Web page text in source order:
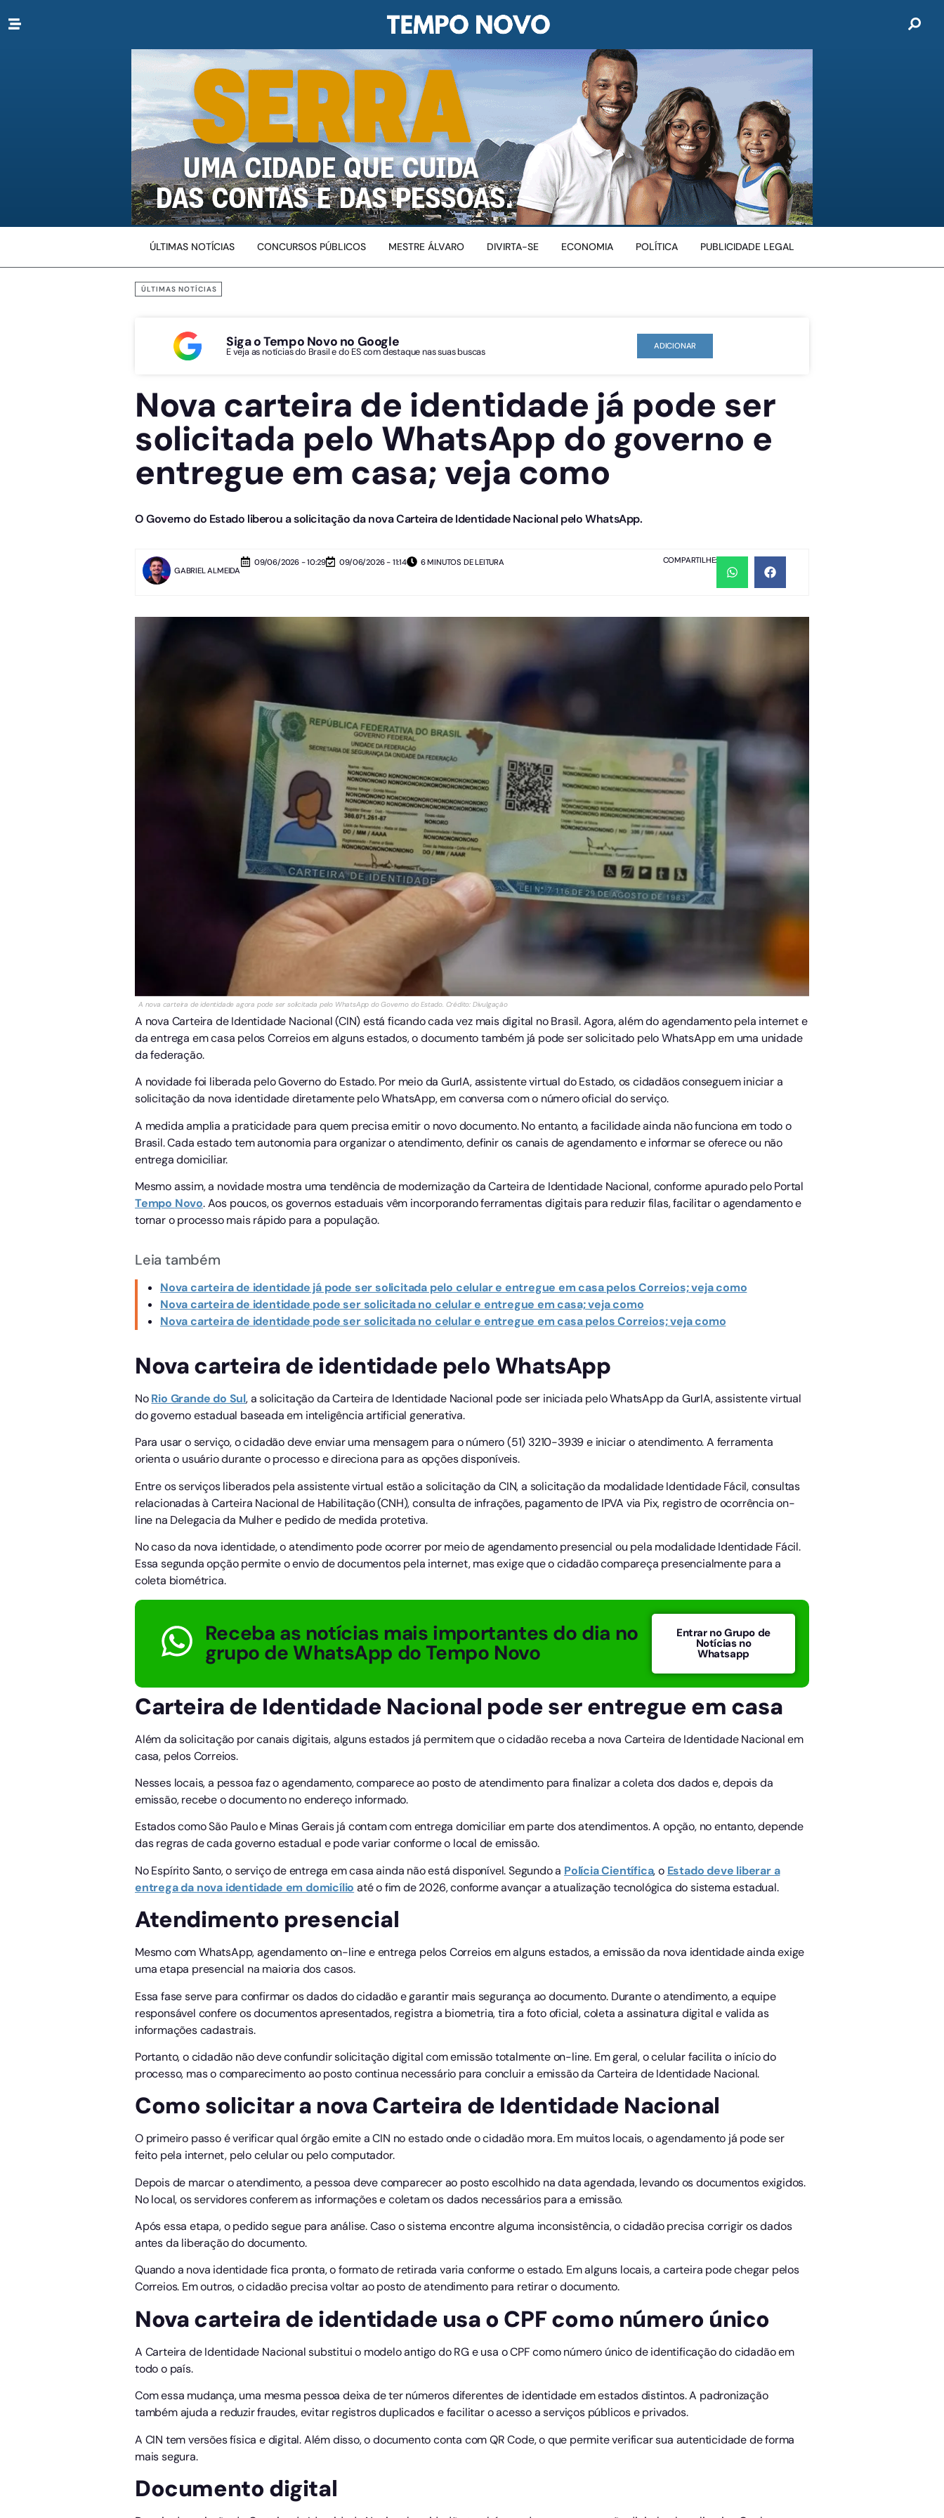
ÚLTIMAS NOTÍCIAS CONCURSOS PÚBLICOS MESTRE ÁLVARO DIVIRTA-SE ECONOMIA POLÍTICA PUBLICIDADE LEGAL
ÚLTIMAS NOTÍCIAS
Siga o Tempo Novo no Google
E veja as notícias do Brasil e do ES com destaque nas suas buscas ADICIONAR
Nova carteira de identidade já pode ser
solicitada pelo WhatsApp do governo e
entregue em casa; veja como
O Governo do Estado liberou a solicitação da nova Carteira de Identidade Nacional pelo WhatsApp.
GABRIEL ALMEIDA
09/06/2026 - 10:29 09/06/2026 - 11:14 6 MINUTOS DE LEITURA COMPARTILHE:
A nova carteira de identidade agora pode ser solicitada pelo WhatsApp do Governo do Estado. Crédito: Divulgação
A nova Carteira de Identidade Nacional (CIN) está ficando cada vez mais digital no Brasil. Agora, além do agendamento pela internet e
da entrega em casa pelos Correios em alguns estados, o documento também já pode ser solicitado pelo WhatsApp em uma unidade
da federação.
A novidade foi liberada pelo Governo do Estado. Por meio da GurIA, assistente virtual do Estado, os cidadãos conseguem iniciar a
solicitação da nova identidade diretamente pelo WhatsApp, em conversa com o número oficial do serviço.
A medida amplia a praticidade para quem precisa emitir o novo documento. No entanto, a facilidade ainda não funciona em todo o
Brasil. Cada estado tem autonomia para organizar o atendimento, definir os canais de agendamento e informar se oferece ou não
entrega domiciliar.
Mesmo assim, a novidade mostra uma tendência de modernização da Carteira de Identidade Nacional, conforme apurado pelo Portal
Tempo Novo. Aos poucos, os governos estaduais vêm incorporando ferramentas digitais para reduzir filas, facilitar o agendamento e
tornar o processo mais rápido para a população.
Leia também
Nova carteira de identidade já pode ser solicitada pelo celular e entregue em casa pelos Correios; veja como
Nova carteira de identidade pode ser solicitada no celular e entregue em casa; veja como
Nova carteira de identidade pode ser solicitada no celular e entregue em casa pelos Correios; veja como
Nova carteira de identidade pelo WhatsApp
NoRio Grande do Sul, a solicitação da Carteira de Identidade Nacional pode ser iniciada pelo WhatsApp da GurIA, assistente virtual
do governo estadual baseada em inteligência artificial generativa.
Para usar o serviço, o cidadão deve enviar uma mensagem para o número (51) 3210-3939 e iniciar o atendimento. A ferramenta
orienta o usuário durante o processo e direciona para as opções disponíveis.
Entre os serviços liberados pela assistente virtual estão a solicitação da CIN, a solicitação da modalidade Identidade Fácil, consultas
relacionadas à Carteira Nacional de Habilitação (CNH), consulta de infrações, pagamento de IPVA via Pix, registro de ocorrência on-
line na Delegacia da Mulher e pedido de medida protetiva.
No caso da nova identidade, o atendimento pode ocorrer por meio de agendamento presencial ou pela modalidade Identidade Fácil.
Essa segunda opção permite o envio de documentos pela internet, mas exige que o cidadão compareça presencialmente para a
coleta biométrica.
Receba as notícias mais importantes do dia no
grupo de WhatsApp do Tempo Novo
Entrar no Grupo de
Notícias no
Whatsapp
Carteira de Identidade Nacional pode ser entregue em casa
Além da solicitação por canais digitais, alguns estados já permitem que o cidadão receba a nova Carteira de Identidade Nacional em
casa, pelos Correios.
Nesses locais, a pessoa faz o agendamento, comparece ao posto de atendimento para finalizar a coleta dos dados e, depois da
emissão, recebe o documento no endereço informado.
Estados como São Paulo e Minas Gerais já contam com entrega domiciliar em parte dos atendimentos. A opção, no entanto, depende
das regras de cada governo estadual e pode variar conforme o local de emissão.
No Espírito Santo, o serviço de entrega em casa ainda não está disponível. Segundo a Polícia Científica, o Estado deve liberar a
entrega da nova identidade em domicílio até o fim de 2026, conforme avançar a atualização tecnológica do sistema estadual.
Atendimento presencial
Mesmo com WhatsApp, agendamento on-line e entrega pelos Correios em alguns estados, a emissão da nova identidade ainda exige
uma etapa presencial na maioria dos casos.
Essa fase serve para confirmar os dados do cidadão e garantir mais segurança ao documento. Durante o atendimento, a equipe
responsável confere os documentos apresentados, registra a biometria, tira a foto oficial, coleta a assinatura digital e valida as
informações cadastrais.
Portanto, o cidadão não deve confundir solicitação digital com emissão totalmente on-line. Em geral, o celular facilita o início do
processo, mas o comparecimento ao posto continua necessário para concluir a emissão da Carteira de Identidade Nacional.
Como solicitar a nova Carteira de Identidade Nacional
O primeiro passo é verificar qual órgão emite a CIN no estado onde o cidadão mora. Em muitos locais, o agendamento já pode ser
feito pela internet, pelo celular ou pelo computador.
Depois de marcar o atendimento, a pessoa deve comparecer ao posto escolhido na data agendada, levando os documentos exigidos.
No local, os servidores conferem as informações e coletam os dados necessários para a emissão.
Após essa etapa, o pedido segue para análise. Caso o sistema encontre alguma inconsistência, o cidadão precisa corrigir os dados
antes da liberação do documento.
Quando a nova identidade fica pronta, o formato de retirada varia conforme o estado. Em alguns locais, a carteira pode chegar pelos
Correios. Em outros, o cidadão precisa voltar ao posto de atendimento para retirar o documento.
Nova carteira de identidade usa o CPF como número único
A Carteira de Identidade Nacional substitui o modelo antigo do RG e usa o CPF como número único de identificação do cidadão em
todo o país.
Com essa mudança, uma mesma pessoa deixa de ter números diferentes de identidade em estados distintos. A padronização
também ajuda a reduzir fraudes, evitar registros duplicados e facilitar o acesso a serviços públicos e privados.
A CIN tem versões física e digital. Além disso, o documento conta com QR Code, o que permite verificar sua autenticidade de forma
mais segura.
Documento digital